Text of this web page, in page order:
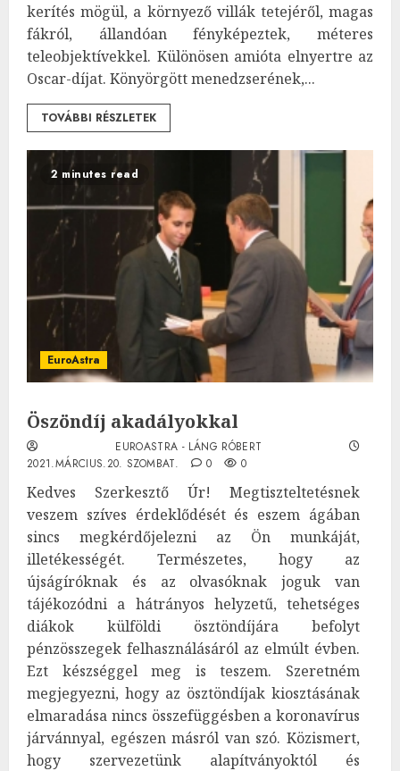
kerítés mögül, a környező villák tetejéről, magas
fákról, állandóan fényképeztek, méteres
teleobjektívekkel. Különösen amióta elnyertre az
Oscar-díjat. Könyörgött menedzserének,...
TOVÁBBI RÉSZLETEK
2 minutes read
EuroAstra
Öszöndíj akadályokkal
EUROASTRA - LÁNG RÓBERT
2021.MÁRCIUS.20. SZOMBAT.
0 0
Kedves Szerkesztő Úr! Megtiszteltetésnek
veszem szíves érdeklődését és eszem ágában
sincs megkérdőjelezni az Ön munkáját,
illetékességét. Természetes, hogy az
újságíróknak és az olvasóknak joguk van
tájékozódni a hátrányos helyzetű, tehetséges
diákok külföldi ösztöndíjára befolyt
pénzösszegek felhasználásáról az elmúlt évben.
Ezt készséggel meg is teszem. Szeretném
megjegyezni, hogy az ösztöndíjak kiosztásának
elmaradása nincs összefüggésben a koronavírus
járvánnyal, egészen másról van szó. Közismert,
hogy szervezetünk alapítványoktól és